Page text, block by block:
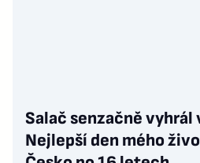
Salač senzačně vyhrál
Nejlepší den mého